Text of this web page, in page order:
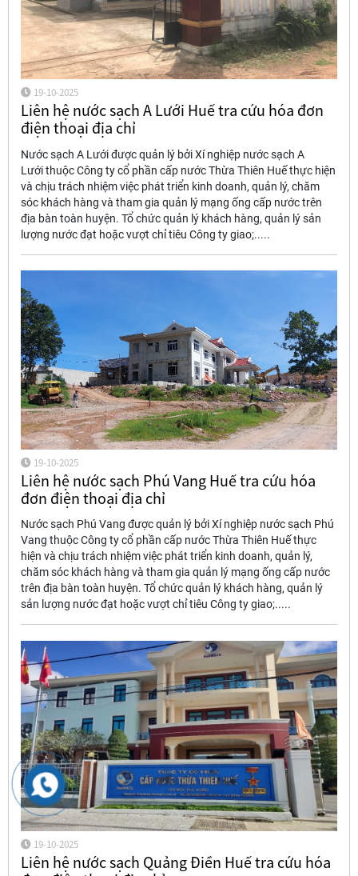
19-10-2025
Liên hệ nước sạch A Lưới Huế tra cứu hóa đơn
điện thoại địa chỉ
Nước sạch A Lưới được quản lý bởi Xí nghiệp nước sạch A
Lưới thuộc Công ty cổ phần cấp nước Thừa Thiên Huế thực hiện
và chịu trách nhiệm việc phát triển kinh doanh, quản lý, chăm
sóc khách hàng và tham gia quản lý mạng ống cấp nước trên
địa bàn toàn huyện. Tổ chức quản lý khách hàng, quản lý sản
lượng nước đạt hoặc vượt chỉ tiêu Công ty giao;.....
19-10-2025
Liên hệ nước sạch Phú Vang Huế tra cứu hóa
đơn điện thoại địa chỉ
Nước sạch Phú Vang được quản lý bởi Xí nghiệp nước sạch Phú
Vang thuộc Công ty cổ phần cấp nước Thừa Thiên Huế thực
hiện và chịu trách nhiệm việc phát triển kinh doanh, quản lý,
chăm sóc khách hàng và tham gia quản lý mạng ống cấp nước
trên địa bàn toàn huyện. Tổ chức quản lý khách hàng, quản lý
sản lượng nước đạt hoặc vượt chỉ tiêu Công ty giao;.....
19-10-2025
Liên hệ nước sạch Quảng Điền Huế tra cứu hóa